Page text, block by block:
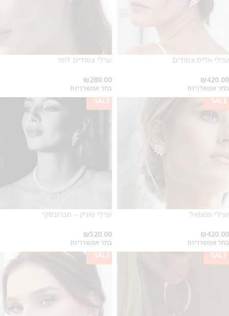
עגילי אליס צמודים
₪420.00
בחר אפשרויות
עגילי צמודים לוסי
₪280.00
בחר אפשרויות
SALE
עגילי עמנואל
₪420.00
בחר אפשרויות
SALE
עגילי טוניק – סברובסקי
₪520.00
בחר אפשרויות
SALE
SALE